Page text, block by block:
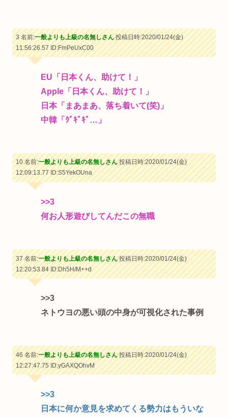
3 名前:一般よりも上級の名無しさん投稿日時:2020/01/24(金)
11:56:26.57ID:FmPeUxC00
EU「日本くん、助けて！」
Apple「日本くん、助けて！」
日本「まあまあ、落ち着いて(笑)」
中韓「ｸﾞｷﾞｷﾞ…」
10 名前:一般よりも上級の名無しさん投稿日時:2020/01/24(金)
12:09:13.77ID:S5YekOUna
>>3
何お人形遊びしてんだこの無職
37 名前:一般よりも上級の名無しさん投稿日時:2020/01/24(金)
12:20:53.84ID:Dh5H/M++d
>>3
ネトウヨの悪い頭の中身が可視化された事例
46 名前:一般よりも上級の名無しさん投稿日時:2020/01/24(金)
12:27:47.75ID:yGAXQOhvM
>>3
日本に何か意見を求めてくる勢力はもういな